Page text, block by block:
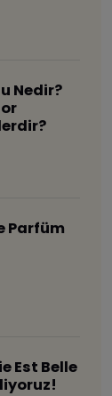
Nedir?
Parfüm
Est Belle